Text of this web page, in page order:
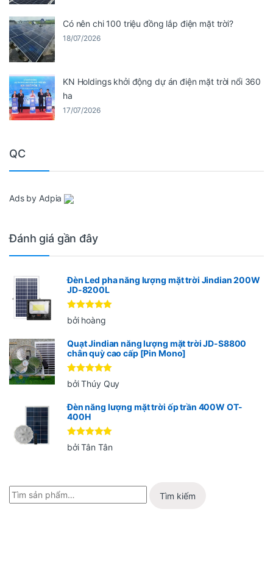
Có nên chi 100 triệu đồng lắp điện mặt trời?
18/07/2026
KN Holdings khởi động dự án điện mặt trời nổi 360
ha
17/07/2026
QC
Ads by Adpia
Đánh giá gần đây
Đèn Led pha năng lượng mặt trời Jindian 200W
JD-8200L
Được xếp
hạng55
bởi hoàng
Quạt Jindian năng lượng mặt trời JD-S8800
chân quỳ cao cấp [Pin Mono]
Được xếp
hạng 5 5
bởi Thúy Quy
Đèn năng lượng mặt trời ốp trần 400W OT-
400H
Được xếp
hạng 55
bởi Tân Tân
Tìm kiếm